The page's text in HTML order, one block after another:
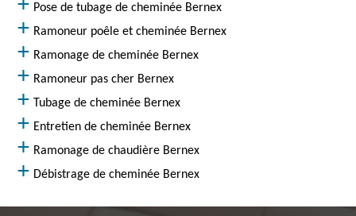
Pose de tubage de cheminée Bernex
Ramoneur poêle et cheminée Bernex
Ramonage de cheminée Bernex
Ramoneur pas cher Bernex
Tubage de cheminée Bernex
Entretien de cheminée Bernex
Ramonage de chaudière Bernex
Débistrage de cheminée Bernex